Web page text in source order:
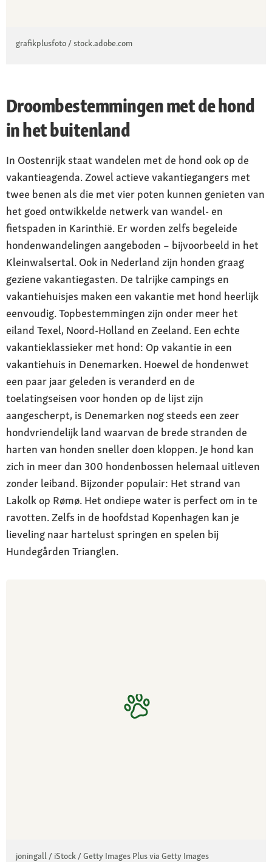
grafikplusfoto / stock.adobe.com
Droombestemmingen met de hond
in het buitenland
In Oostenrijk staat wandelen met de hond ook op de
vakantieagenda. Zowel actieve vakantiegangers met
twee benen als die met vier poten kunnen genieten van
het goed ontwikkelde netwerk van wandel- en
fietspaden in Karinthië. Er worden zelfs begeleide
hondenwandelingen aangeboden – bijvoorbeeld in het
Kleinwalsertal. Ook in Nederland zijn honden graag
geziene vakantiegasten. De talrijke campings en
vakantiehuisjes maken een vakantie met hond heerlijk
eenvoudig. Topbestemmingen zijn onder meer het
eiland Texel, Noord-Holland en Zeeland. Een echte
vakantieklassieker met hond: Op vakantie in een
vakantiehuis in Denemarken. Hoewel de hondenwet
een paar jaar geleden is veranderd en de
toelatingseisen voor honden op de lijst zijn
aangescherpt, is Denemarken nog steeds een zeer
hondvriendelijk land waarvan de brede stranden de
harten van honden sneller doen kloppen. Je hond kan
zich in meer dan 300 hondenbossen helemaal uitleven
zonder leiband. Bijzonder populair: Het strand van
Lakolk op Rømø. Het ondiepe water is perfect om in te
ravotten. Zelfs in de hoofdstad Kopenhagen kan je
lieveling naar hartelust springen en spelen bij
Hundegården Trianglen.
joningall / iStock / Getty Images Plus via Getty Images